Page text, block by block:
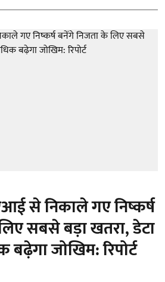
से निकाले गए निष्कर्ष
सबसे बड़ा खतरा, डेटा
जोखिम: रिपोर्ट